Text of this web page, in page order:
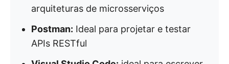
arquiteturas de microsserviços
Postman: Ideal para projetar e testar
APIs RESTful